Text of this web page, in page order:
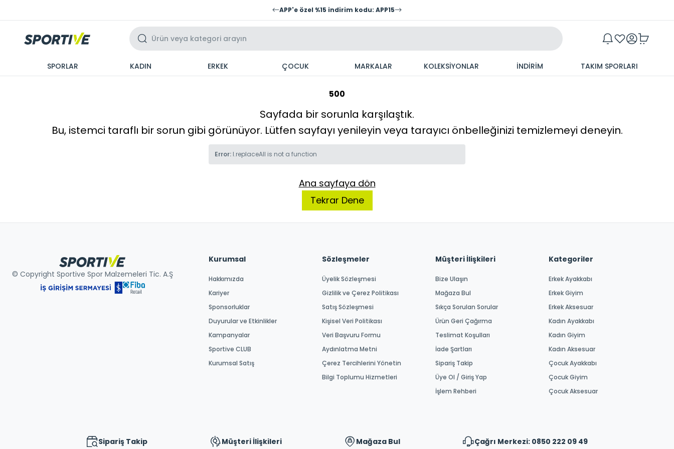
APP'e özel %15 indirim kodu: APP15
SPORLAR KADIN ERKEK ÇOCUK MARKALAR KOLEKSİYONLAR İNDİRİM TAKIM SPORLARI
500
Sayfada bir sorunla karşılaştık.
Bu, istemci taraflı bir sorun gibi görünüyor. Lütfen sayfayı yenileyin veya tarayıcı önbelleğinizi temizlemeyi deneyin.
Error: l.replaceAll is not a function
Ana sayfaya dön
Tekrar Dene
© Copyright Sportive Spor Malzemeleri Tic. A.Ş
Kurumsal
Hakkımızda
Kariyer
Sponsorluklar
Duyurular ve Etkinlikler
Kampanyalar
Sportive CLUB
Kurumsal Satış
Sözleşmeler
Üyelik Sözleşmesi
Gizlilik ve Çerez Politikası
Satış Sözleşmesi
Kişisel Veri Politikası
Veri Başvuru Formu
Aydınlatma Metni
Çerez Tercihlerini Yönetin
Bilgi Toplumu Hizmetleri
Müşteri İlişkileri
Bize Ulaşın
Mağaza Bul
Sıkça Sorulan Sorular
Ürün Geri Çağırma
Teslimat Koşulları
İade Şartları
Sipariş Takip
Üye Ol / Giriş Yap
İşlem Rehberi
Kategoriler
Erkek Ayakkabı
Erkek Giyim
Erkek Aksesuar
Kadın Ayakkabı
Kadın Giyim
Kadın Aksesuar
Çocuk Ayakkabı
Çocuk Giyim
Çocuk Aksesuar
Sipariş Takip Müşteri İlişkileri Mağaza Bul Çağrı Merkezi: 0850 222 09 49